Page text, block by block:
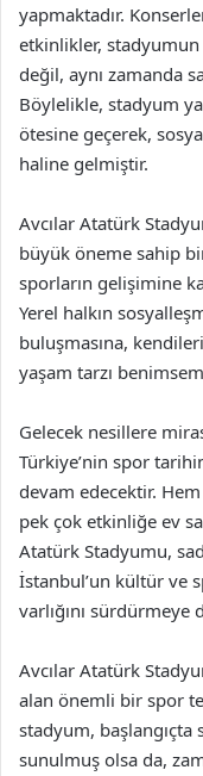
yapmaktadır.
etkinlikler, stadyumun
değil, aynı zamanda
Böylelikle, stadyum
ötesine geçerek,
haline gelmiştir.
Avcılar Atatürk
büyük öneme sahip
sporların gelişimine
Yerel halkın
buluşmasına,
yaşam tarzı
Gelecek nesillere
Türkiye’nin spor
devam edecektir.
pek çok etkinliğe ev
Atatürk Stadyumu,
İstanbul’un kültür ve
varlığını sürdürmeye
Avcılar Atatürk
alan önemli bir spor
stadyum, başlangıçta
sunulmuş olsa da,